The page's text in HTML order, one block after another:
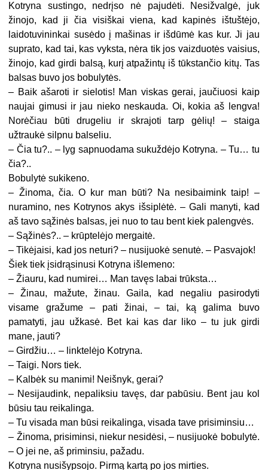
Kotryna sustingo, nedrįso nė pajudėti. Nesižvalgė, juk
žinojo, kad ji čia visiškai viena, kad kapinės ištuštėjo,
laidotuvininkai susėdo į mašinas ir išdūmė kas kur. Ji jau
suprato, kad tai, kas vyksta, nėra tik jos vaizduotės vaisius,
žinojo, kad girdi balsą, kurį atpažintų iš tūkstančio kitų. Tas
balsas buvo jos bobulytės.
– Baik ašaroti ir sielotis! Man viskas gerai, jaučiuosi kaip
naujai gimusi ir jau nieko neskauda. Oi, kokia aš lengva!
Norėčiau būti drugeliu ir skrajoti tarp gėlių! – staiga
užtraukė silpnu balseliu.
– Čia tu?.. – lyg sapnuodama sukuždėjo Kotryna. – Tu… tu
čia?..
Bobulytė sukikeno.
– Žinoma, čia. O kur man būti? Na nesibaimink taip! –
nuramino, nes Kotrynos akys išsiplėtė. – Gali manyti, kad
aš tavo sąžinės balsas, jei nuo to tau bent kiek palengvės.
– Sąžinės?.. – krūptelėjo mergaitė.
– Tikėjaisi, kad jos neturi? – nusijuokė senutė. – Pasvajok!
Šiek tiek įsidrąsinusi Kotryna išlemeno:
– Žiauru, kad numirei… Man tavęs labai trūksta…
– Žinau, mažute, žinau. Gaila, kad negaliu pasirodyti
visame gražume – pati žinai, – tai, ką galima buvo
pamatyti, jau užkasė. Bet kai kas dar liko – tu juk girdi
mane, jauti?
– Girdžiu… – linktelėjo Kotryna.
– Taigi. Nors tiek.
– Kalbėk su manimi! Neišnyk, gerai?
– Nesijaudink, nepaliksiu tavęs, dar pabūsiu. Bent jau kol
būsiu tau reikalinga.
– Tu visada man būsi reikalinga, visada tave prisiminsiu…
– Žinoma, prisiminsi, niekur nesidėsi, – nusijuokė bobulytė.
– O jei ne, aš priminsiu, pažadu.
Kotryna nusišypsojo. Pirmą kartą po jos mirties.